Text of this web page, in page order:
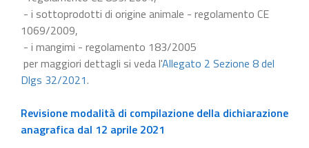
- i sottoprodotti di origine animale - regolamento CE
1069/2009,
- i mangimi - regolamento 183/2005
per maggiori dettagli si veda l'Allegato 2 Sezione 8 del
Dlgs 32/2021.
Revisione modalità di compilazione della dichiarazione
anagrafica dal 12 aprile 2021